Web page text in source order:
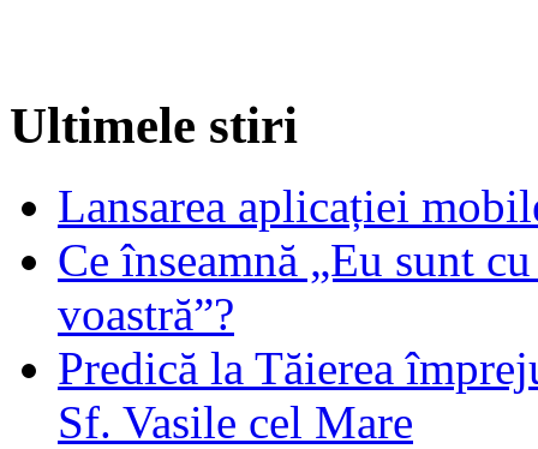
Ultimele stiri
Lansarea aplicației
Ce înseamnă „Eu sunt
voastră”?
Predică la Tăierea
Sf. Vasile cel Mare